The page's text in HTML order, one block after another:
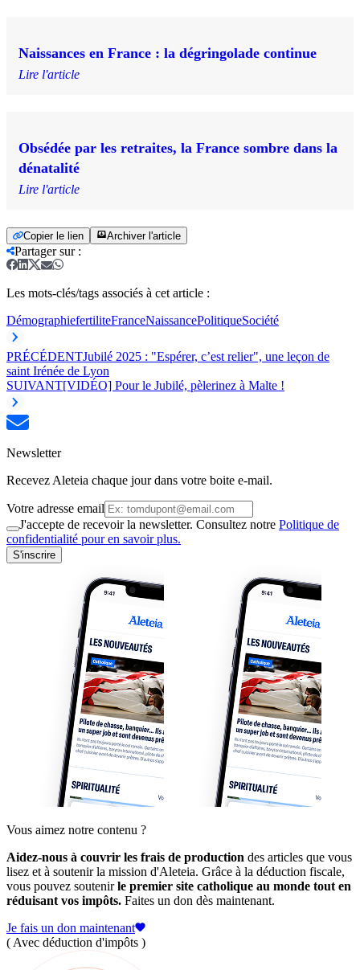
Naissances en France : la dégringolade continue
Lire l'article
Obsédée par les retraites, la France sombre dans la
dénatalité
Lire l'article
Copier le lien Archiver l'article
Partager sur:
Les mots-clés/tags associés à cet article :
DémographiefertiliteFranceNaissancePolitiqueSociété
PRÉCÉDENTJubilé 2025 : "Espérer, c’est relier", une leçon de
saint Irénée de Lyon
SUIVANT[VIDÉO] Pour le Jubilé, pèlerinez à Malte !
Newsletter
Recevez Aleteia chaque jour dans votre boite e-mail.
Votre adresse email
J'accepte de recevoir la newsletter. Consultez notre Politique de
confidentialité pour en savoir plus.
S'inscrire
Vous aimez notre contenu ?
Aidez-nous à couvrir les frais de production des articles que vous
lisez et à soutenir la mission d'Aleteia. Grâce à la déduction fiscale,
vous pouvez soutenirle premier site catholique au monde tout en
réduisant vos impôts. Faites un don dès maintenant.
Je fais un don maintenant
( Avec déduction d'impôts )